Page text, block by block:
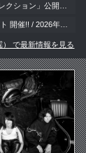
で最新情報を見る